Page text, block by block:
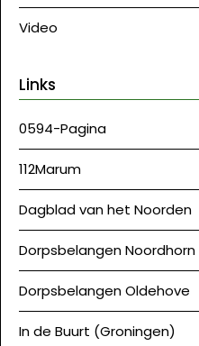
Video
Links
0594-Pagina
112Marum
Dagblad van het Noorden
Dorpsbelangen Noordhorn
Dorpsbelangen Oldehove
In de Buurt (Groningen)